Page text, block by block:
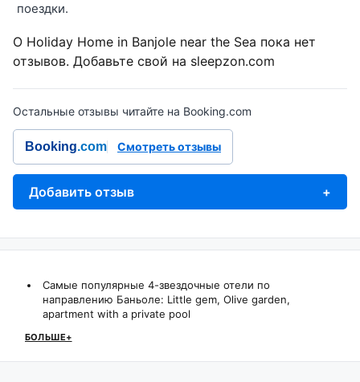
поездки.
О Holiday Home in Banjole near the Sea пока нет
отзывов. Добавьте свой на sleepzon.com
Остальные отзывы читайте на Booking.com
Booking.com Смотреть отзывы
Добавить отзыв +
Самые популярные 4-звездочные отели по
направлению Баньоле: Little gem, Olive garden,
apartment with a private pool
БОЛЬШЕ+